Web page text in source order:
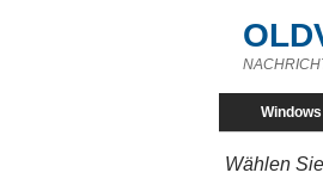
Windows
Wählen